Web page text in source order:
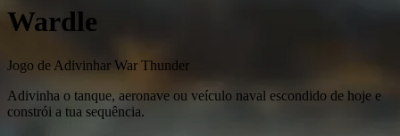
Wardle
Jogo de Adivinhar War Thunder
Adivinha o tanque, aeronave ou veículo naval escondido de hoje e
constrói a tua sequência.